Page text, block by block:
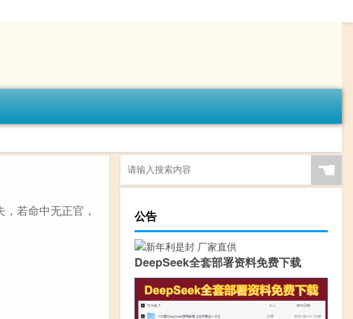
若命中无正官，
☚
公告
DeepSeek全套部署资料免费下载